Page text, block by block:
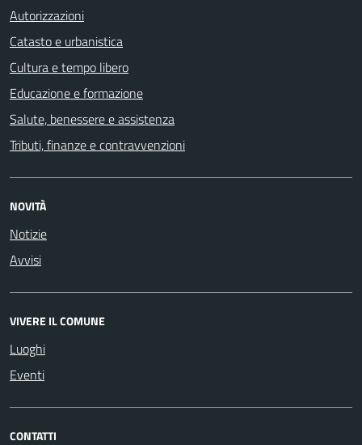
Autorizzazioni
Catasto e urbanistica
Cultura e tempo libero
Educazione e formazione
Salute, benessere e assistenza
Tributi, finanze e contravvenzioni
NOVITÀ
Notizie
Avvisi
VIVERE IL COMUNE
Luoghi
Eventi
CONTATTI